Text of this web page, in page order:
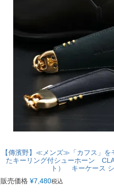
【傳濱野】≪メンズ≫「カフス」を
たキーリング付シューホーン
ト） キーケース
販売価格 ¥7,480税込